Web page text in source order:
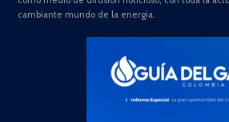
cambiante mundo de la energía.